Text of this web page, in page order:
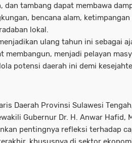
dan tambang dapat membawa
bencana alam,
lokal.
ulang tahun ini sebagai
membangun, menjadi pelayan
potensi daerah ini demi
Daerah Provinsi Sulawesi
Gubernur Dr. H. Anwar Hafid,
pentingnya refleksi terhadap